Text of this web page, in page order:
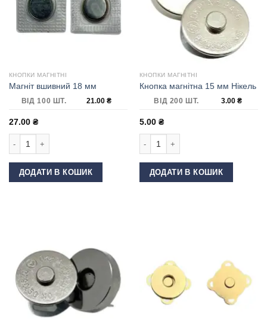
КНОПКИ МАГНІТНІ
Магніт вшивний 18 мм
ВІД 100 ШТ. 21.00 ₴
27.00 ₴
ДОДАТИ В КОШИК
КНОПКИ МАГНІТНІ
Кнопка магнітна 15 мм Нікель
ВІД 200 ШТ. 3.00 ₴
5.00 ₴
ДОДАТИ В КОШИК